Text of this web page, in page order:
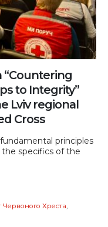
“Countering
to Integrity”
Lviv regional
Cross
principles
specifics of the
Хреста,